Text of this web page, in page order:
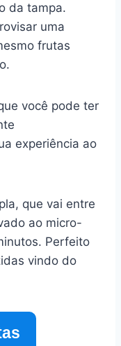
da tampa.
uma
frutas
você pode ter
experiência ao
que vai entre
ao micro-
Perfeito
vindo do